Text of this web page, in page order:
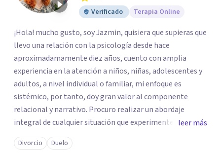
Verificado
Terapia Online
¡Hola! mucho gusto, soy Jazmin, quisiera que supieras que
llevo una relación con la psicología desde hace
aproximadamamente diez años, cuento con amplia
experiencia en la atención a niños, niñas, adolescentes y
adultos, a nivel individual o familiar, mi enfoque es
sistémico, por tanto, doy gran valor al componente
relacional y narrativo. Procuro realizar un abordaje
integral de cualquier situación que experimenten mis
consultantes y así lograr una comprensión que favorezca
procesos de aprendizaje significativo y potencializar así
leer más
Divorcio Duelo